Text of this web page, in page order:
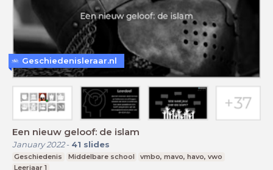
Een nieuw geloof: de islam
January 2022- 41 slides
Geschiedenis Middelbare school
vmbo, mavo, havo, vwo
Leerjaar 1
Geschiedenisleraar.nl